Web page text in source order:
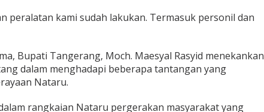
peralatan kami sudah lakukan. Termasuk personil dan
Bupati Tangerang, Moch. Maesyal Rasyid menekankan
dalam menghadapi beberapa tantangan yang
Nataru.
rangkaian Nataru pergerakan masyarakat yang